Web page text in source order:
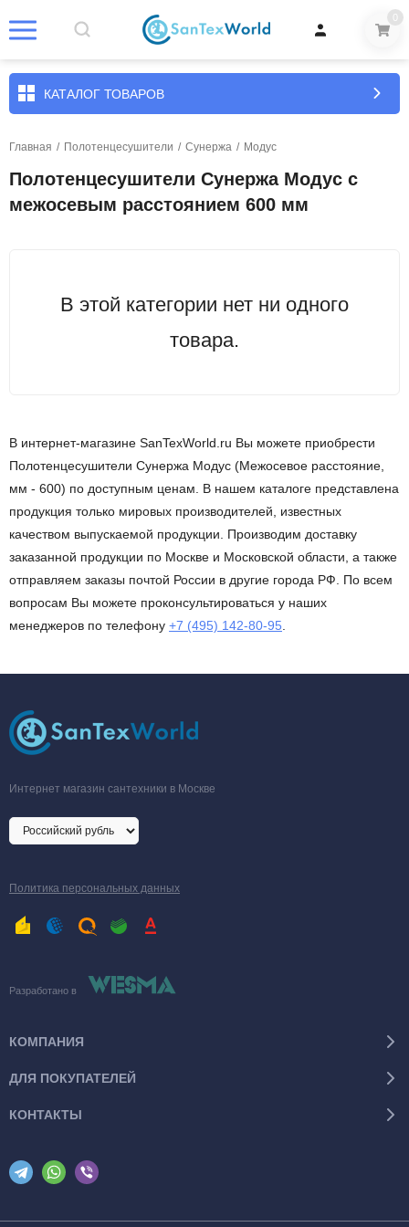
0
КАТАЛОГ ТОВАРОВ
Главная / Полотенцесушители / Сунержа / Модус
Полотенцесушители Сунержа Модус с
межосевым расстоянием 600 мм
В этой категории нет ни одного
товара.
В интернет-магазине SanTexWorld.ru Вы можете приобрести
Полотенцесушители Сунержа Модус (Межосевое расстояние,
мм - 600) по доступным ценам. В нашем каталоге представлена
продукция только мировых производителей, известных
качеством выпускаемой продукции. Производим доставку
заказанной продукции по Москве и Московской области, а также
отправляем заказы почтой России в другие города РФ. По всем
вопросам Вы можете проконсультироваться у наших
менеджеров по телефону +7 (495) 142-80-95
Интернет магазин сантехники в Москве
Политика персональных данных
Разработано в
КОМПАНИЯ
ДЛЯ ПОКУПАТЕЛЕЙ
КОНТАКТЫ